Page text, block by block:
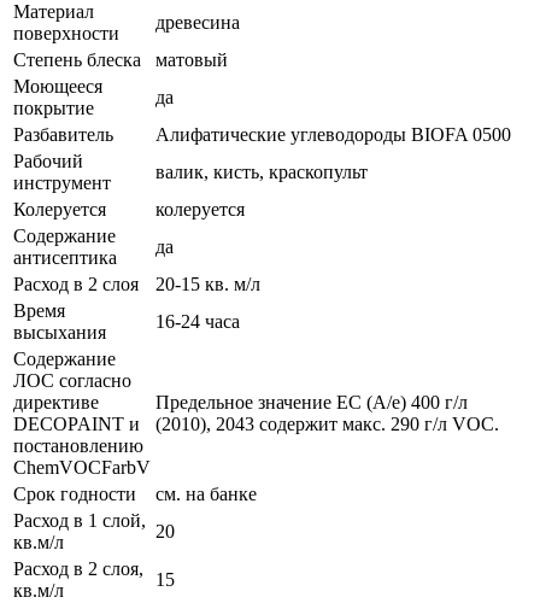
Материал
поверхности
древесина
Степень блеска
матовый
Моющееся
покрытие
да
Разбавитель
Алифатические углеводороды BIOFA 0500
Рабочий
инструмент
валик, кисть, краскопульт
Колеруется
колеруется
Содержание
антисептика
да
Расход в 2 слоя
20-15 кв. м/л
Время
высыхания
16-24 часа
Содержание
ЛОС согласно
директиве
DECOPAINT и
постановлению
ChemVOCFarbV
Предельное значение ЕС (A/e) 400 г/л
(2010), 2043 содержит макс. 290 г/л VOC.
Срок годности
см. на банке
Расход в 1 слой,
кв.м/л
20
Расход в 2 слоя,
кв.м/л
15